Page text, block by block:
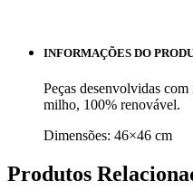
INFORMAÇÕES DO
Peças desenvolvidas
milho, 100% renovável.
Dimensões: 46×46 cm
Produtos